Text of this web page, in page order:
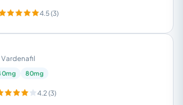
80mg
4.2 (3)
4.5 (3)